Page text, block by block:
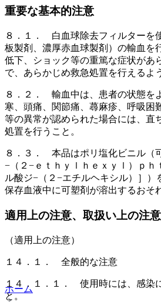
重要な基本的注意
８．１． 白血球除去フィルターを
板製剤、濃厚赤血球製剤）の輸血を
低下、ショック等の重篤な症状があ
で、あらかじめ救急処置を行えるよ
８．２． 輸血中は、患者の状態を
寒、頭痛、関節痛、蕁麻疹、呼吸困
等の異常が認められた場合には、直
処置を行うこと。
８．３． 本品はポリ塩化ビニル（
−（２−ｅｔｈｙｌｈｅｘｙｌ）ｐｈ
ル酸ジ−（２−エチルヘキシル）］）
保存血液中に可塑剤が溶出するおそ
適用上の注意、取扱い上の注意
（適用上の注意）
１４．１． 全般的な注意
１４．１．１． 使用時には、感染
と。
ホーム